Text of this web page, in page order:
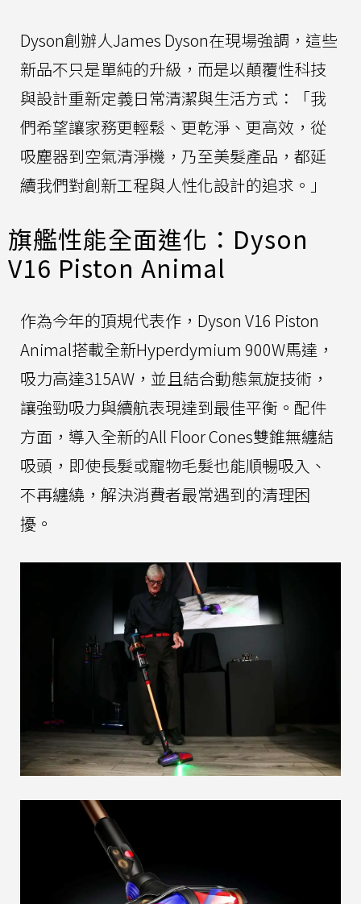
Dyson創辦人James Dyson在現場強調，這些
新品不只是單純的升級，而是以顛覆性科技
與設計重新定義日常清潔與生活方式：「我
們希望讓家務更輕鬆、更乾淨、更高效，從
吸塵器到空氣清淨機，乃至美髮產品，都延
續我們對創新工程與人性化設計的追求。」
旗艦性能全面進化：Dyson
V16 Piston Animal
作為今年的頂規代表作，Dyson V16 Piston
Animal搭載全新Hyperdymium 900W馬達，
吸力高達315AW，並且結合動態氣旋技術，
讓強勁吸力與續航表現達到最佳平衡。配件
方面，導入全新的All Floor Cones雙錐無纏結
吸頭，即使長髮或寵物毛髮也能順暢吸入、
不再纏繞，解決消費者最常遇到的清理困
擾。